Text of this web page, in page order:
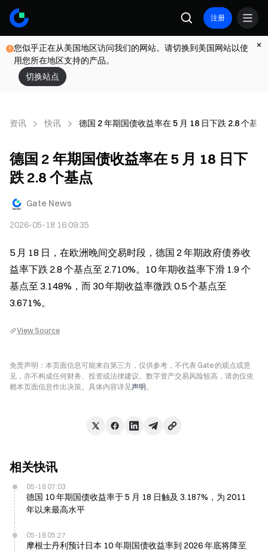
注册
您似乎正在从美国地区访问我们的网站。请切换到美国网站以使
用您所在地区支持的产品。
切换站点
资讯 快讯 德国 2 年期国债收益率在 5 月 18 日下跌 2.8 个基点
德国 2 年期国债收益率在 5 月 18 日下
跌 2.8 个基点
Gate News
2026-05-18 16:09:35
5 月 18 日，在欧洲晚间交易时段，德国 2 年期政府债券收
益率下跌 2.8 个基点至 2.710%。10 年期收益率下滑 1.9 个
基点至 3.148%，而 30 年期收益率微跌 0.5 个基点至
3.671%。
View Source
免责声明：本页面信息可能来自第三方，仅供参考，不代表 Gate 的观点或意
见，亦不构成任何财务、投资或法律建议。数字资产交易风险较高，请勿仅依
赖本页面信息作出决策。具体内容详见声明。
相关快讯
05-18 07:03
德国 10 年期国债收益率于 5 月 18 日触及 3.187%，为 2011
年以来最高水平
05-18 05:27
摩根士丹利预计日本 10 年期国债收益率到 2026 年底将降至